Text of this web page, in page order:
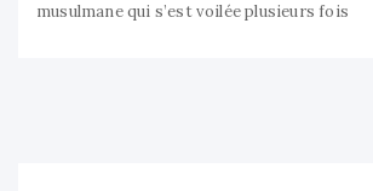
musulmane qui s’est voilée plusieurs fois